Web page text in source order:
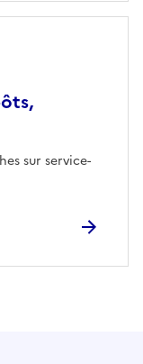
sur service-